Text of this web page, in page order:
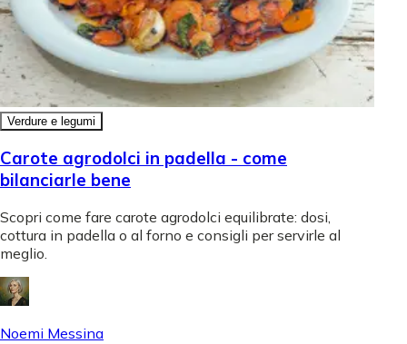
Verdure e legumi
Carote agrodolci in padella - come
bilanciarle bene
Scopri come fare carote agrodolci equilibrate: dosi,
cottura in padella o al forno e consigli per servirle al
meglio.
Noemi Messina